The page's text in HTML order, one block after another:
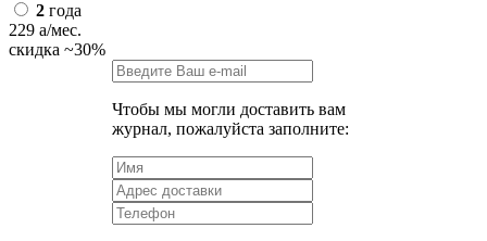
2 года
229 a/мес.
скидка ~30%
Чтобы мы могли доставить вам
журнал, пожалуйста заполните: